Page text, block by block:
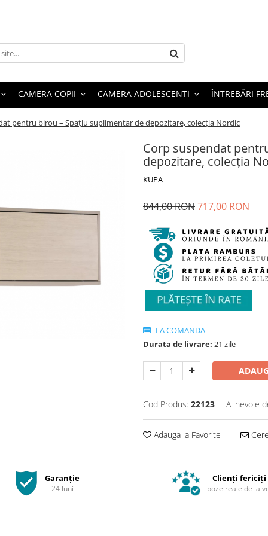
CAMERA COPII CAMERA ADOLESCENTI ÎNTREBĂRI
pentru birou – Spațiu suplimentar de depozitare, colecția Nordic
Corp suspendat
depozitare, colecția
KUPA
844,00 RON717,00 RON
LA COMANDA
Durata de livrare: 21 zile
Cod Produs: 22123 Ai nevoie
Adauga la Favorite
Garanție
24 luni
Clienți fericiți
poze reale de la